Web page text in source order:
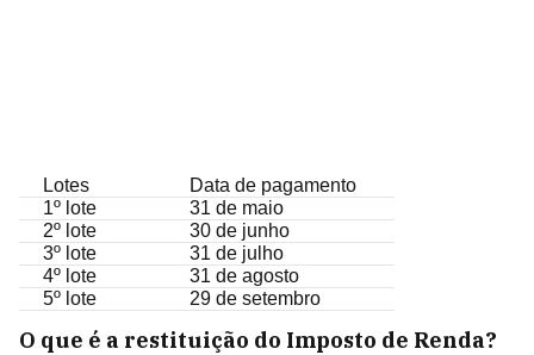
Lotes
Data de pagamento
1º lote
31 de maio
2º lote
30 de junho
3º lote
31 de julho
4º lote
31 de agosto
5º lote
29 de setembro
O que é a restituição do Imposto de Renda?